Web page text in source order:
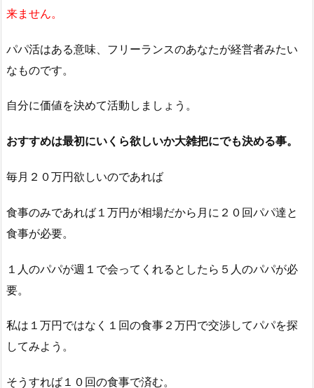
来ません。
パパ活はある意味、フリーランスのあなたが経営者みたい
なものです。
自分に価値を決めて活動しましょう。
おすすめは最初にいくら欲しいか大雑把にでも決める事。
毎月２０万円欲しいのであれば
食事のみであれば１万円が相場だから月に２０回パパ達と
食事が必要。
１人のパパが週１で会ってくれるとしたら５人のパパが必
要。
私は１万円ではなく１回の食事２万円で交渉してパパを探
してみよう。
そうすれば１０回の食事で済む。